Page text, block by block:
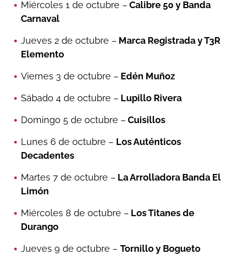
Miércoles 1 de octubre – Calibre 50 y Banda
Carnaval
Jueves 2 de octubre – Marca Registrada y T3R
Elemento
Viernes 3 de octubre – Edén Muñoz
Sábado 4 de octubre – Lupillo Rivera
Domingo 5 de octubre – Cuisillos
Lunes 6 de octubre – Los Auténticos
Decadentes
Martes 7 de octubre – La Arrolladora Banda El
Limón
Miércoles 8 de octubre – Los Titanes de
Durango
Jueves 9 de octubre – Tornillo y Bogueto